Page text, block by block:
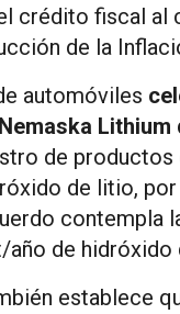
crédito fiscal al
de la
automóviles
​​Lithium
de productos
de litio,
contempla
año de hidróxido
establece